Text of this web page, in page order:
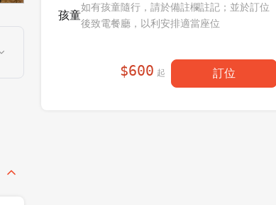
孩童
如有孩童隨行，請於備註欄註記；並於訂位
後致電餐廳，以利安排適當座位
$600 起 訂位